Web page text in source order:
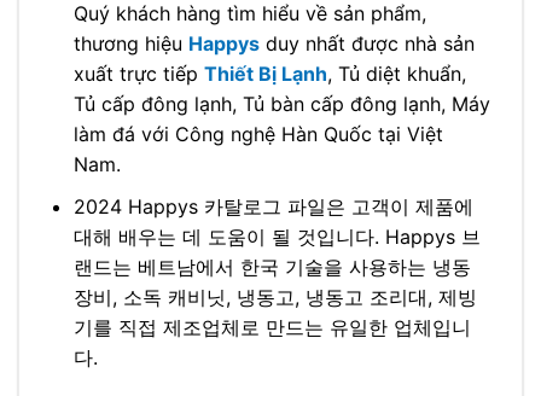
Quý khách hàng tìm hiểu về sản phẩm,
thương hiệu Happysduy nhất được nhà sản
xuất trực tiếp Thiết Bị Lạnh, Tủ diệt khuẩn,
Tủ cấp đông lạnh, Tủ bàn cấp đông lạnh, Máy
làm đá với Công nghệ Hàn Quốc tại Việt
Nam.
2024 Happys 카탈로그 파일은 고객이 제품에
대해 배우는 데 도움이 될 것입니다. Happys 브
랜드는 베트남에서 한국 기술을 사용하는 냉동
장비, 소독 캐비닛, 냉동고, 냉동고 조리대, 제빙
기를 직접 제조업체로 만드는 유일한 업체입니
다.